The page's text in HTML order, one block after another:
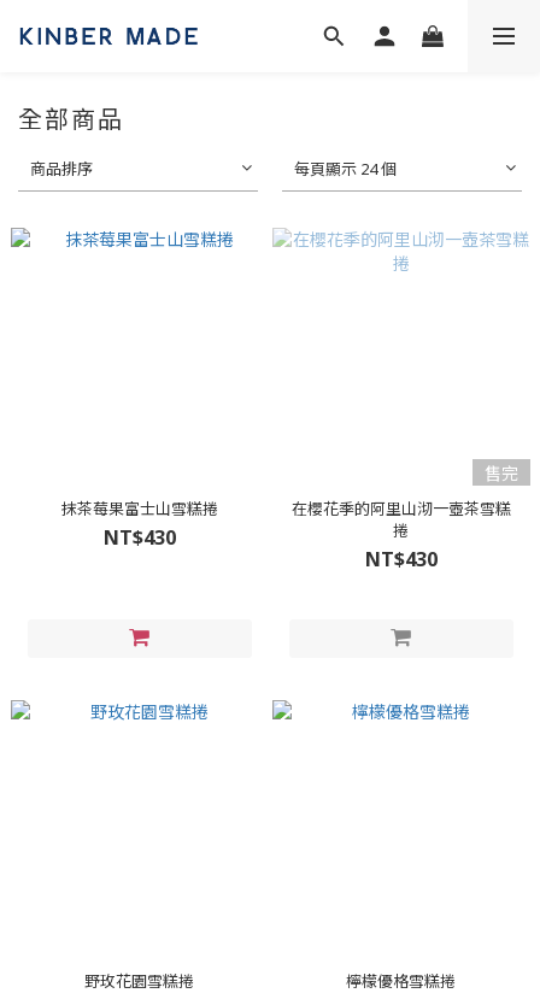
全部商品
商品排序 每頁顯示 24 個
抹茶莓果富士山雪糕捲
NT$430
售完
在櫻花季的阿里山沏一壺茶雪糕
捲
NT$430
野玫花園雪糕捲 檸檬優格雪糕捲